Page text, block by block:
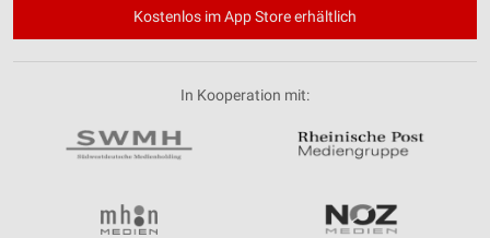
Kostenlos im App Store erhältlich
In Kooperation mit: